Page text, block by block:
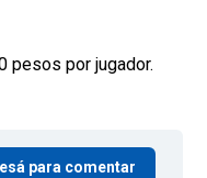
pesos por jugador.
para comentar